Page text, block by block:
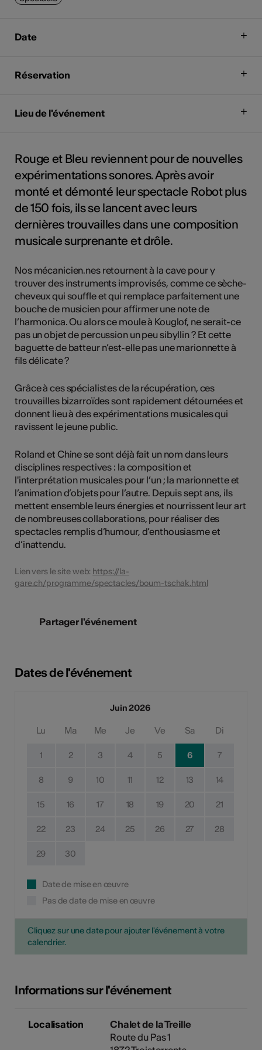
Date
Réservation
Lieu de l'événement
Rouge et Bleu reviennent pour de nouvelles
expérimentations sonores. Après avoir
monté et démonté leur spectacle Robot plus
de 150 fois, ils se lancent avec leurs
dernières trouvailles dans une composition
musicale surprenante et drôle.
Nos mécanicien.nes retournent à la cave pour y
trouver des instruments improvisés, comme ce sèche-
cheveux qui souffle et qui remplace parfaitement une
bouche de musicien pour affirmer une note de
l’harmonica. Ou alors ce moule à Kouglof, ne serait-ce
pas un objet de percussion un peu sibyllin ? Et cette
baguette de batteur n’est-elle pas une marionnette à
fils délicate ?
Grâce à ces spécialistes de la récupération, ces
trouvailles bizarroïdes sont rapidement détournées et
donnent lieu à des expérimentations musicales qui
ravissent le jeune public.
Roland et Chine se sont déjà fait un nom dans leurs
disciplines respectives : la composition et
l'interprétation musicales pour l’un ; la marionnette et
l’animation d’objets pour l’autre. Depuis sept ans, ils
mettent ensemble leurs énergies et nourrissent leur art
de nombreuses collaborations, pour réaliser des
spectacles remplis d’humour, d’enthousiasme et
d’inattendu.
Lien vers le site web: https://la-
gare.ch/programme/spectacles/boum-tschak.html
Partager l'événement
Dates de l'événement
Juin 2026
Lu Ma Me Je Ve Sa Di
1 2 3 4 5 6 7
8 9 10 11 12 13 14
15 16 17 18 19 20 21
22 23 24 25 26 27 28
29 30
Date de mise en œuvre
Pas de date de mise en œuvre
Cliquez sur une date pour ajouter l'événement à votre
calendrier.
Informations sur l'événement
Localisation
Chalet de la Treille
Route du Pas 1